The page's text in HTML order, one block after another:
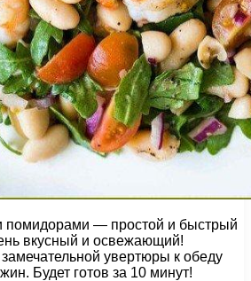
помидорами — простой и быстрый
вкусный и освежающий!
увертюры к обеду
Будет готов за 10 минут!